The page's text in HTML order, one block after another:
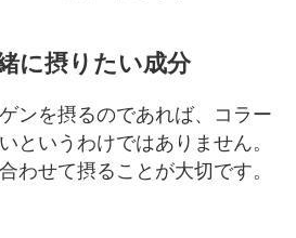
に摂りたい成分
ンを摂るのであれば、コラー
というわけではありません。
わせて摂ることが大切です。